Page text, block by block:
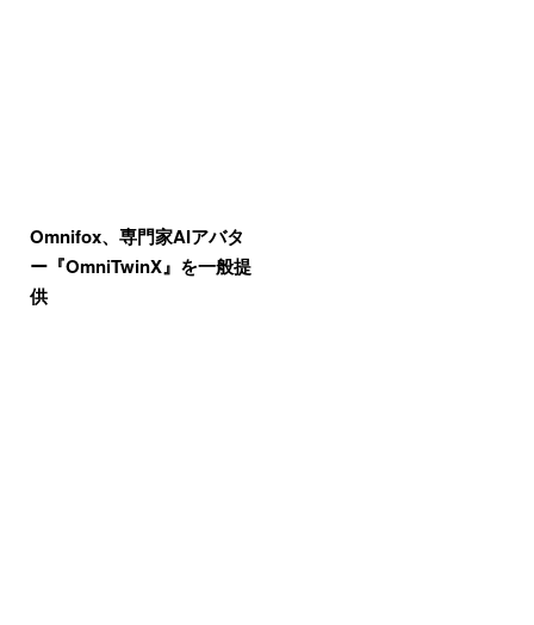
Omnifox、専門家AIアバタ
ー『OmniTwinX』を一般提
供